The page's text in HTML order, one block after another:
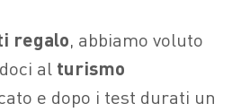
regalo, abbiamo voluto
al turismo
e dopo i test durati un